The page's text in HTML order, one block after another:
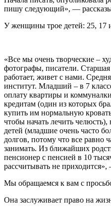
пишу следующий», —
У женщины трое детей: 25, 17
«Все мы очень творческие –
фотографы, писатели. Старшая
работает, живет с нами.
институт. Младший – в 7
оплату квартиры и
кредитам (один из которых
купить им нормальную
чтобы начать лечить
детей (младшие очень часто
долгов, потому что все равно
занимать. Из ближайших
пенсионер с пенсией в 10
рассчитывать не
Мы обращаемся к вам с
Она заслуживает право на